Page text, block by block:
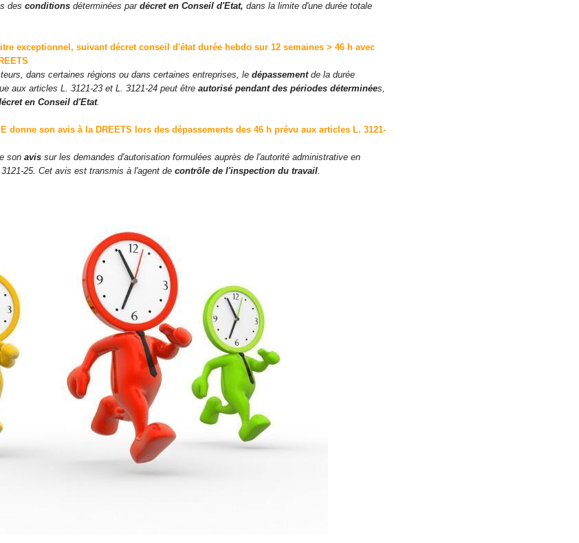
des conditions déterminées par décret en Conseil d'Etat, dans la limite d'une durée totale
exceptionnel, suivant décret conseil d'état durée hebdo sur 12 semaines > 46 h avec
dans certaines régions ou dans certaines entreprises, le dépassementde la durée
aux articles L. 3121-23 et L. 3121-24 peut être autorisé pendant des périodes déterminées,
en Conseil d'Etat.
donne son avis à la DREETS lors des dépassements des 46 h prévu aux articles L. 3121-
son avis sur les demandes d'autorisation formulées auprès de l'autorité administrative en
25. Cet avis est transmis à l'agent de contrôle de l'inspection du travail.